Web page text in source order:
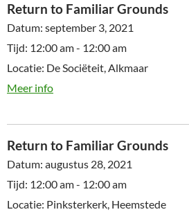
Return to Familiar Grounds
Datum: september 3, 2021
Tijd: 12:00 am - 12:00 am
Locatie: De Sociëteit, Alkmaar
Meer info
Return to Familiar Grounds
Datum: augustus 28, 2021
Tijd: 12:00 am - 12:00 am
Locatie: Pinksterkerk, Heemstede